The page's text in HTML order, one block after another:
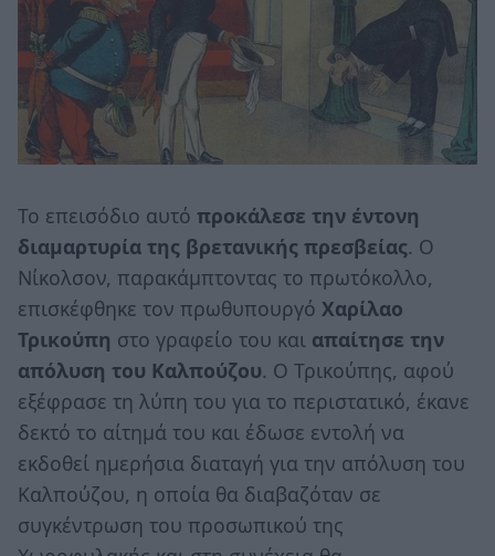
Το επεισόδιο αυτό προκάλεσε την έντονη
διαμαρτυρία της βρετανικής πρεσβείας. Ο
Νίκολσον, παρακάμπτοντας το πρωτόκολλο,
επισκέφθηκε τον πρωθυπουργό Χαρίλαο
Τρικούπη στο γραφείο του και απαίτησε την
απόλυση του Καλπούζου. Ο Τρικούπης, αφού
εξέφρασε τη λύπη του για το περιστατικό, έκανε
δεκτό το αίτημά του και έδωσε εντολή να
εκδοθεί ημερήσια διαταγή για την απόλυση του
Καλπούζου, η οποία θα διαβαζόταν σε
συγκέντρωση του προσωπικού της